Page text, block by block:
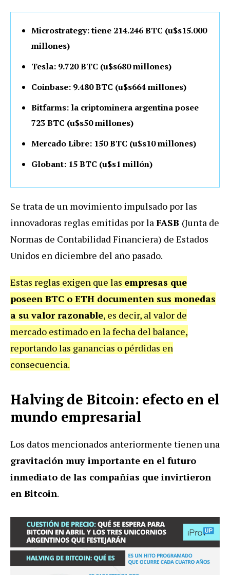
Microstrategy: tiene 214.246 BTC (u$s15.000
millones)
Tesla: 9.720 BTC (u$s680 millones)
Coinbase: 9.480 BTC (u$s664 millones)
Bitfarms: la criptominera argentina posee
723 BTC (u$s50 millones)
Mercado Libre: 150 BTC (u$s10 millones)
Globant: 15 BTC (u$s1 millón)
Se trata de un movimiento impulsado por las
innovadoras reglas emitidas por laFASB (Junta de
Normas de Contabilidad Financiera) de Estados
Unidos en diciembre del año pasado.
Estas reglas exigen que las empresas que
poseen BTC o ETH documenten sus monedas
a su valor razonable, es decir, al valor de
mercado estimado en la fecha del balance,
reportando las ganancias o pérdidas en
consecuencia.
Halving de Bitcoin: efecto en el
mundo empresarial
Los datos mencionados anteriormente tienen una
gravitación muy importante en el futuro
inmediato de las compañías que invirtieron
en Bitcoin.